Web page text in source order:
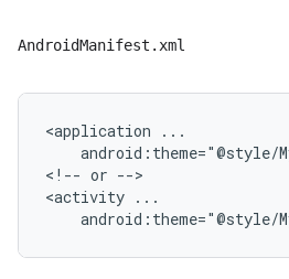
AndroidManifest.xml
<application
android:theme="@style/
<!-- or -->
<activity